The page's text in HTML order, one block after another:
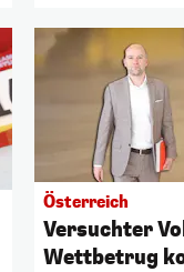
Österreich
Versuchter
Wettbetrug